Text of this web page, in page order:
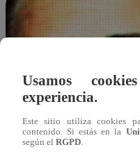
Usamos
experiencia.
Este sitio utiliza cookies
contenido. Si estás en la
según el RGPD